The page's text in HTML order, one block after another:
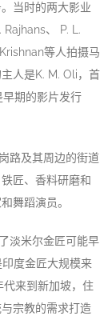
当时的两大影业
、 P. L.
等人拍摄马
人是K. M. Oli，首
期的影片发行
路及其周边的街道
匠、香料研磨和
舞蹈演员。
淡米尔金匠可能早
度金匠大规模来
代来到新加坡，住
宗教的需求打造